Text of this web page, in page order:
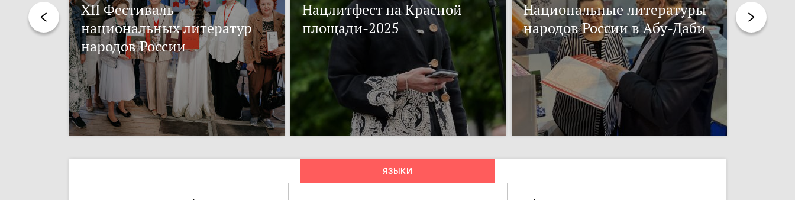
XII Фестиваль
национальных литератур
народов России
Нацлитфест на Красной
площади-2025
Национальные литературы
народов России в Абу-Даби
ЯЗЫКИ